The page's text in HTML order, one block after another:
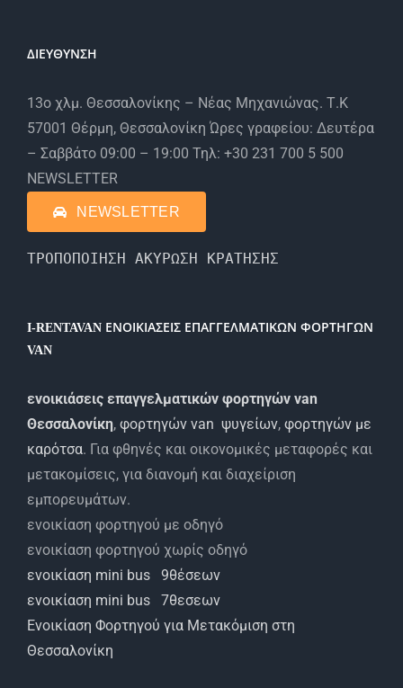
ΔΙΕΥΘΥΝΣΗ
13ο χλμ. Θεσσαλονίκης – Νέας Μηχανιώνας. Τ.Κ
57001 Θέρμη, Θεσσαλονίκη Ώρες γραφείου: Δευτέρα
– Σαββάτο 09:00 – 19:00 Τηλ: +30 231 700 5 500
NEWSLETTER
NEWSLETTER
ΤΡΟΠΟΠΟΙΗΣΗ ΑΚΥΡΩΣΗ ΚΡΑΤΗΣΗΣ
I-RENTAVAN ΕΝΟΙΚΙΑΣΕΙΣ ΕΠΑΓΓΕΛΜΑΤΙΚΩΝ ΦΟΡΤΗΓΩΝ
VAN
ενοικιάσεις επαγγελματικών φορτηγών van
Θεσσαλονίκη, φορτηγών van ψυγείων, φορτηγών με
καρότσα. Για φθηνές και οικονομικές μεταφορές και
μετακομίσεις, για διανομή και διαχείριση
εμπορευμάτων.
ενοικίαση φορτηγού με οδηγό
ενοικίαση φορτηγού χωρίς οδηγό
ενοικίαση mini bus 9θέσεων
ενοικίαση mini bus 7θεσεων
Ενοικίαση Φορτηγού για Μετακόμιση στη
Θεσσαλονίκη